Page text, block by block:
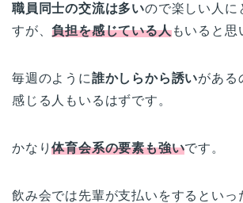
職員同士の交流は多いので楽しい人に
すが、負担を感じている人もいると思
毎週のように誰かしらから誘いがある
感じる人もいるはずです。
かなり体育会系の要素も強いです。
飲み会では先輩が支払いをするといっ